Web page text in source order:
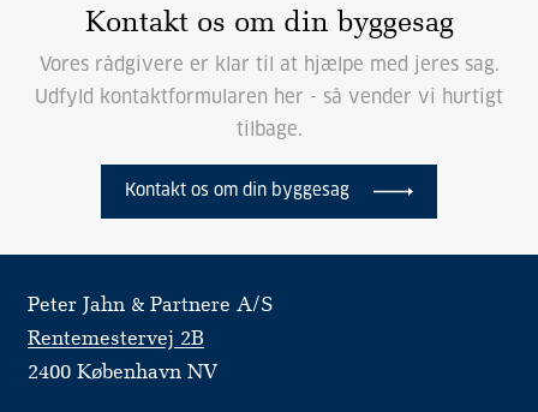
Kontakt os om din byggesag
Vores rådgivere er klar til at hjælpe med jeres sag.
Udfyld kontaktformularen her - så vender vi hurtigt
tilbage.
Kontakt os om din byggesag
Peter Jahn & Partnere A/S
Rentemestervej 2B
2400 København NV